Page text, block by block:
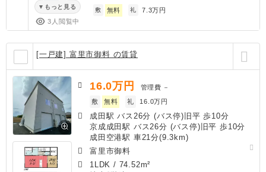
もっと見る
3人閲覧中
敷 無料 礼 7.3万円
[一戸建] 富里市御料 の賃貸
16.0万円 管理費 －
敷
無料 礼 16.0万円
成田駅 バス26分 (バス停)旧平 歩10分
京成成田駅 バス26分 (バス停)旧平 歩10分
成田空港駅 車21分(9.3km)
富里市御料
1LDK / 74.52m²